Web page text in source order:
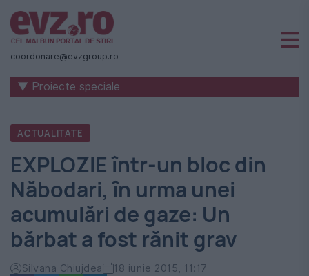
Știri
naționale
internaționale
România
-
Evenimentul
Zilei
coordonare@evzgroup.ro
▼ Proiecte speciale
ACTUALITATE
EXPLOZIE într-un bloc din
Năbodari, în urma unei
acumulări de gaze: Un
bărbat a fost rănit grav
Silvana Chiujdea 18 iunie 2015, 11:17